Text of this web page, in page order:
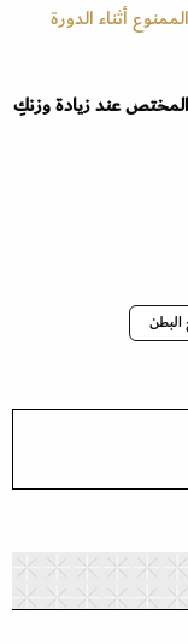
أثناء الدورة
عند زيادة وزنكِ
البطن